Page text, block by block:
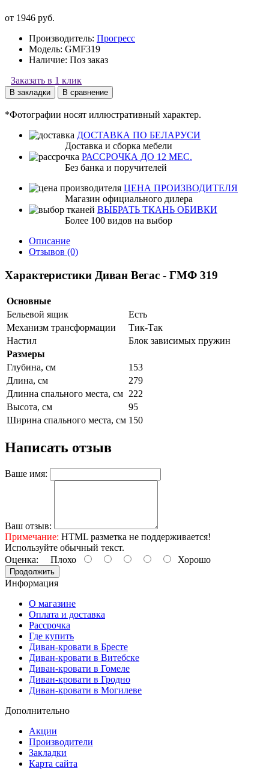
от 1946 руб.
Производитель: Прогресс
Модель: GMF319
Наличие: Поз заказ
Заказать в 1 клик
В закладки В сравнение
*Фотографии носят иллюстративный характер.
ДОСТАВКА ПО БЕЛАРУСИ
Доставка и сборка мебели
РАССРОЧКА ДО 12 МЕС.
Без банка и поручителей
ЦЕНА ПРОИЗВОДИТЕЛЯ
Магазин официального дилера
ВЫБРАТЬ ТКАНЬ ОБИВКИ
Более 100 видов на выбор
Описание
Отзывов (0)
Характеристики Диван Вегас - ГМФ 319
Основные
Бельевой ящик
Есть
Механизм трансформации
Тик-Так
Настил
Блок зависимых пружин
Размеры
Глубина, см
153
Длина, см
279
Длинна спального места, см 222
Высота, см
95
Ширина спального места, см 150
Написать отзыв
Ваше имя:
Ваш отзыв:
Примечание: HTML разметка не поддерживается!
Используйте обычный текст.
Оценка: Плохо Хорошо
Продолжить
Информация
О магазине
Оплата и доставка
Рассрочка
Где купить
Диван-кровати в Бресте
Диван-кровати в Витебске
Диван-кровати в Гомеле
Диван-кровати в Гродно
Диван-кровати в Могилеве
Дополнительно
Акции
Производители
Закладки
Карта сайта